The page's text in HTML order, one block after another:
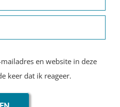
en website in deze
keer dat ik reageer.